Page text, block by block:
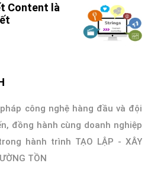
Content là
công nghệ hàng đầu và đội
đồng hành cùng doanh nghiệp
hành trình TẠO LẬP - XÂY
TỒN